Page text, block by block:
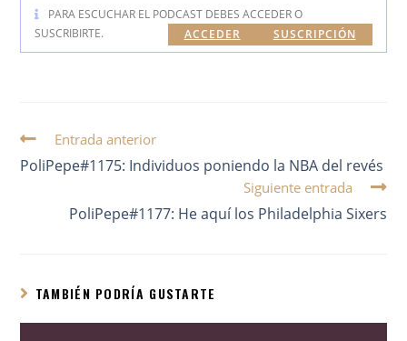
PARA ESCUCHAR EL PODCAST DEBES ACCEDER O
SUSCRIBIRTE.
SUSCRIPCIÓN
ACCEDER
Entrada anterior
PoliPepe#1175: Individuos poniendo la NBA del revés
Siguiente entrada
PoliPepe#1177: He aquí los Philadelphia Sixers
TAMBIÉN PODRÍA GUSTARTE